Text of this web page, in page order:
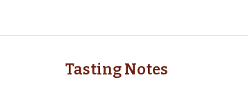
Tasting Notes